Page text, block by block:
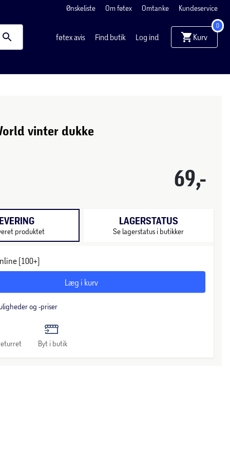
Ønskeliste Om føtex Omtanke Kundeservice
føtex avis Find butik Log ind Kurv
0
vinter dukke
69,-
produktet
LAGERSTATUS
Se lagerstatus i butikker
(100+)
Læg i kurv
og -priser
Byt i butik